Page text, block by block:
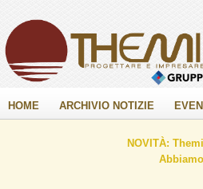
HOME ARCHIVIO NOTIZIE
NOVITÀ: